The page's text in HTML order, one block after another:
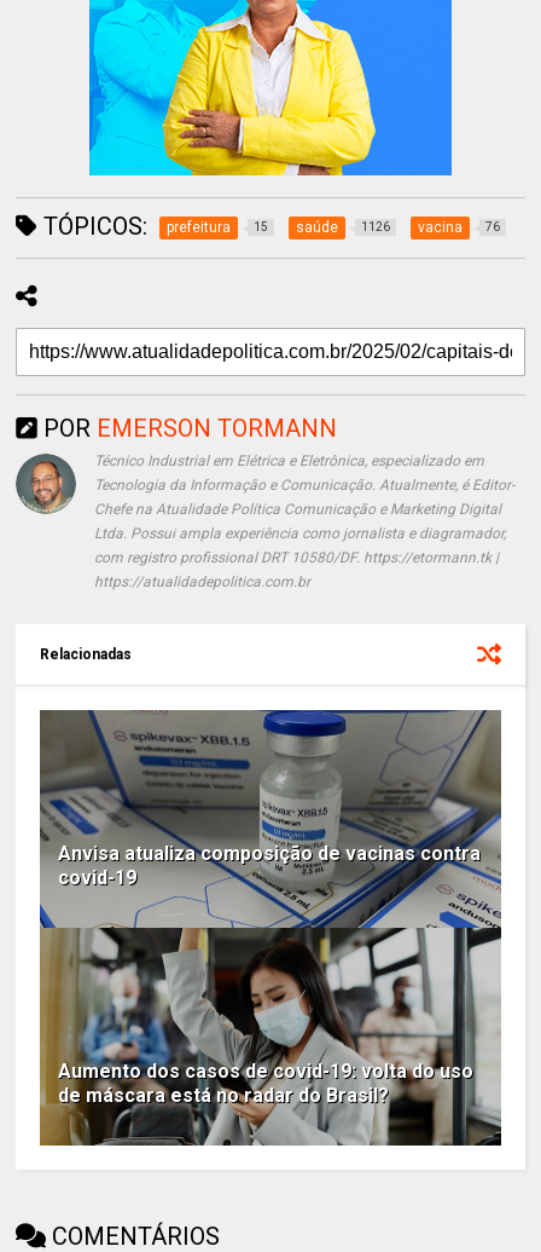
TÓPICOS: prefeitura 15 saúde 1126 vacina 76
POR EMERSON TORMANN
Técnico Industrial em Elétrica e Eletrônica, especializado em
Tecnologia da Informação e Comunicação. Atualmente, é Editor-
Chefe na Atualidade Política Comunicação e Marketing Digital
Ltda. Possui ampla experiência como jornalista e diagramador,
com registro profissional DRT 10580/DF. https://etormann.tk |
https://atualidadepolitica.com.br
Relacionadas
Anvisa atualiza composição de vacinas contra
covid-19
Aumento dos casos de covid-19: volta do uso
de máscara está no radar do Brasil?
COMENTÁRIOS